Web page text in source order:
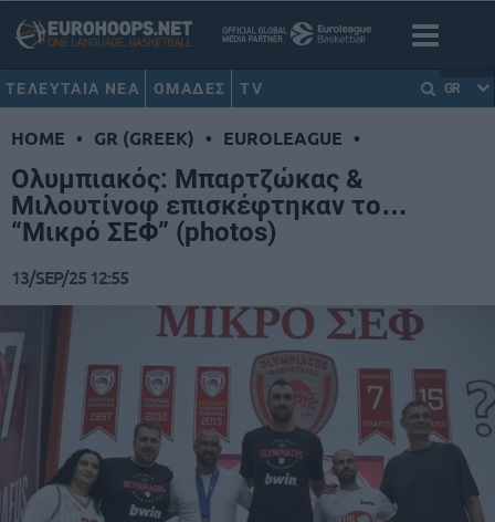
ΤΕΛΕΥΤΑΙΑ ΝΕΑ ΟΜΑΔΕΣ TV GR
HOME • GR (GREEK) • EUROLEAGUE •
Ολυμπιακός: Μπαρτζώκας &
Μιλουτίνοφ επισκέφτηκαν το…
“Μικρό ΣΕΦ” (photos)
13/SEP/25 12:55